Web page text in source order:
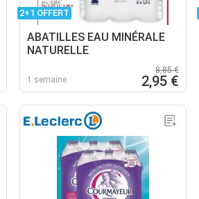
2+1 OFFERT
ABATILLES EAU MINÉRALE
NATURELLE
1 semaine
8,85 €
2,95 €